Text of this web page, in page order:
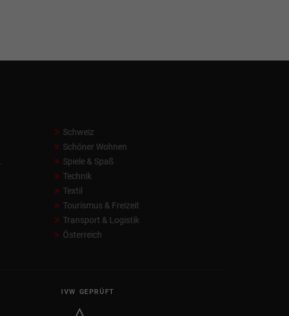
Schweiz
Schöner Wohnen
Spiele & Spaß
Technik
Textil
Tourismus & Freizeit
Transport & Logistik
Österreich
IVW GEPRÜFT